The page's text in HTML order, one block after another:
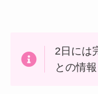
2日には
との情